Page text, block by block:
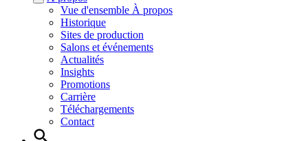
Vue d'ensemble À propos
Historique
Sites de production
Salons et événements
Actualités
Insights
Promotions
Carrière
Téléchargements
Contact